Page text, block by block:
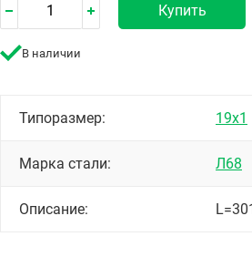
Купить
В наличии
Типоразмер: 19х1
Марка стали: Л68
Описание: